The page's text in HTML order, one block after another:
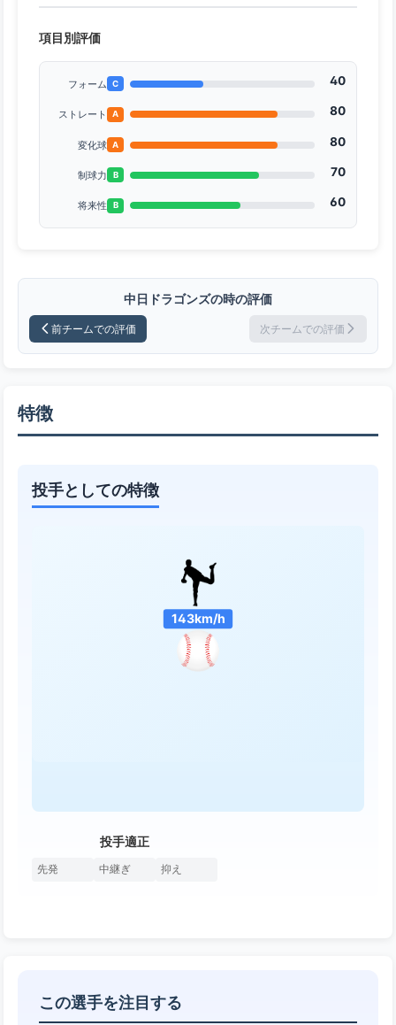
項目別評価
フォーム C 40
ストレート A 80
変化球 A 80
制球力 B 70
将来性 B 60
中日ドラゴンズの時の評価
前チームでの評価 次チームでの評価
特徴
投手としての特徴
143km/h
投手適正
先発 中継ぎ 抑え
この選手を注目する